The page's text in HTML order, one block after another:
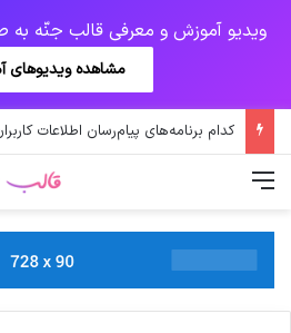
ویدیو آموزش و معرفی قالب جنّه به صورت
مشاهده ویدیوهای
نخستین وسیله کاملا خودران نقلیه اپل
منو